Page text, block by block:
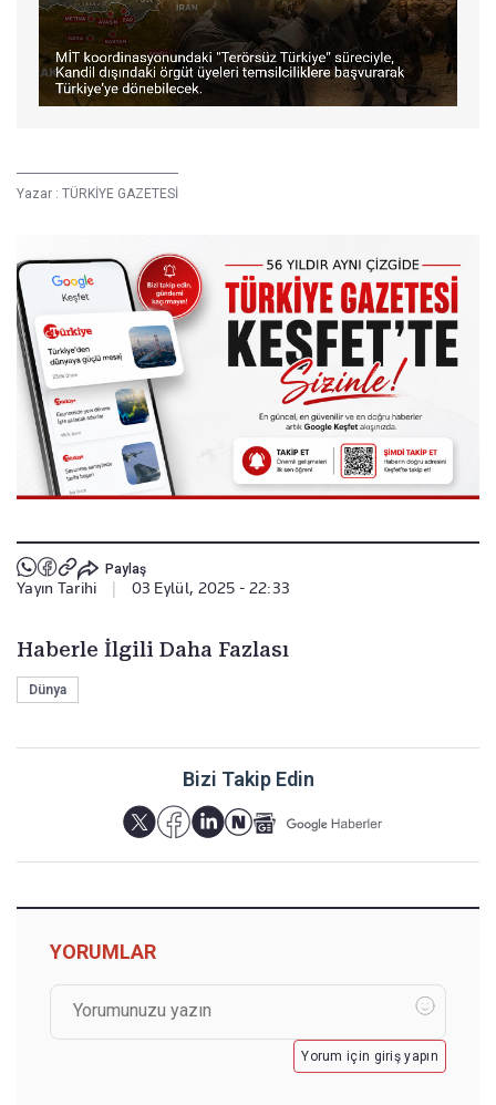
Yazar : TÜRKİYE GAZETESİ
Paylaş
Yayın Tarihi 03 Eylül, 2025 - 22:33
Haberle İlgili Daha Fazlası
Dünya
Bizi Takip Edin
YORUMLAR
Yorum için giriş yapın